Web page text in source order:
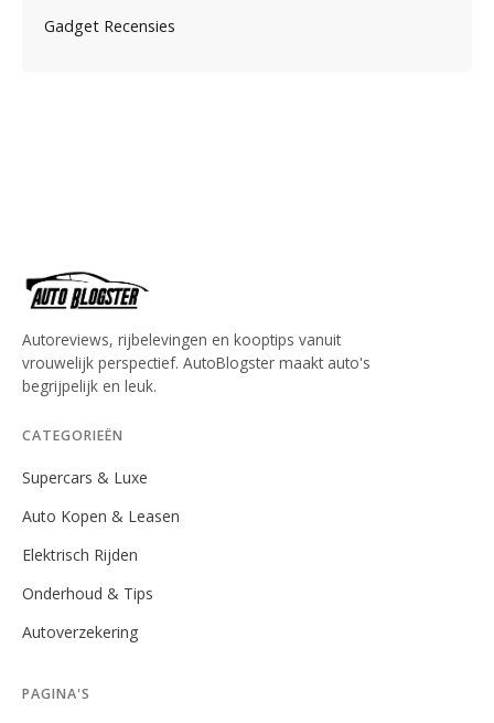
Gadget Recensies
Autoreviews, rijbelevingen en kooptips vanuit
vrouwelijk perspectief. AutoBlogster maakt auto's
begrijpelijk en leuk.
CATEGORIEËN
Supercars & Luxe
Auto Kopen & Leasen
Elektrisch Rijden
Onderhoud & Tips
Autoverzekering
PAGINA'S